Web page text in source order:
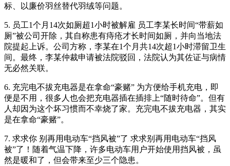
标、以廉价羽丝替代羽绒等问题。
5. 员工1个月14次如厕超1小时被解雇 员工李某长时间“带薪如
厕”被公司开除，其自称患有痔疮才长时间如厕，并向当地法
院提起上诉。公司方称，李某在1个月共14次超1小时滞留卫生
间。最终，李某仲裁申请被法院驳回，法院认为其佐证与病情
无必然关联。
6. 充完电不拔充电器是在拿命“豪赌” 为方便给手机充电，即
便是不用，很多人也会把充电器插在插排上“随时待命”。但有
人却因为这个坏习惯而不幸烧了家。充完电不拔充电器，其实
是在拿命“豪赌”。
7. 求求你 别再用电动车“挡风被”了 求求别再用电动车“挡风
被”了！随着气温下降，许多电动车用户开始使用挡风被，虽
然是暖和了，但会带来至少三个隐患。